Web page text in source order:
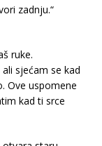
zadnju.“
ruke.
sjećam se kad
Ove uspomene
kad ti srce